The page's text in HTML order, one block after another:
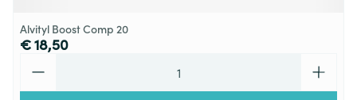
Alvityl Boost Comp 20
€ 18,50